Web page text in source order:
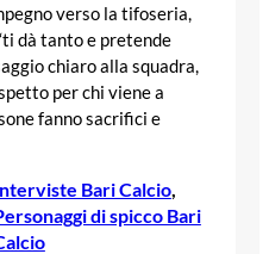
verso la tifoseria,
dà tanto e pretende
chiaro alla squadra,
per chi viene a
fanno sacrifici e
Bari Calcio
di spicco Bari